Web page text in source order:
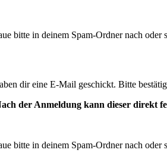
bitte in deinem Spam-Ordner nach oder
dir eine E-Mail geschickt. Bitte
der Anmeldung kann dieser direkt
bitte in deinem Spam-Ordner nach oder